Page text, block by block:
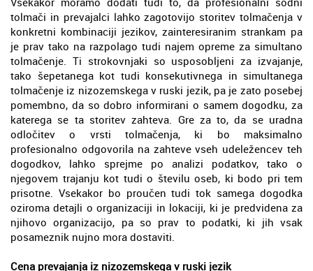
tolmači in prevajalci lahko zagotovijo storitev tolmačenja v
konkretni kombinaciji jezikov, zainteresiranim strankam pa
je prav tako na razpolago tudi najem opreme za simultano
tolmačenje. Ti strokovnjaki so usposobljeni za izvajanje,
tako šepetanega kot tudi konsekutivnega in simultanega
tolmačenje iz nizozemskega v ruski jezik, pa je zato posebej
pomembno, da so dobro informirani o samem dogodku, za
katerega se ta storitev zahteva. Gre za to, da se uradna
odločitev o vrsti tolmačenja, ki bo maksimalno
profesionalno odgovorila na zahteve vseh udeležencev teh
dogodkov, lahko sprejme po analizi podatkov, tako o
njegovem trajanju kot tudi o številu oseb, ki bodo pri tem
prisotne. Vsekakor bo proučen tudi tok samega dogodka
oziroma detajli o organizaciji in lokaciji, ki je predvidena za
njihovo organizacijo, pa so prav to podatki, ki jih vsak
posameznik nujno mora dostaviti.
Cena prevajanja iz nizozemskega v ruski jezik